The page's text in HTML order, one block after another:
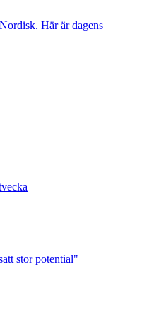
Här är dagens
stor potential"